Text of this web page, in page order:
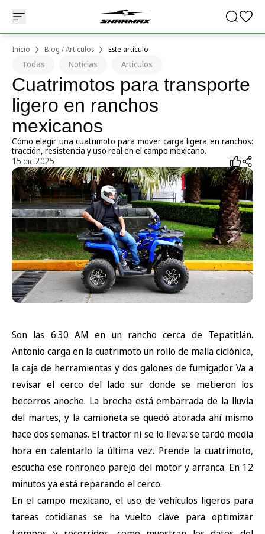
Inicio Blog / Articulos Este artículo
Todas Noticias Articulos
Cuatrimotos para transporte
ligero en ranchos
mexicanos
Cómo elegir una cuatrimoto para mover carga ligera en ranchos:
tracción, resistencia y uso real en el campo mexicano.
15 dic 2025
Son las 6:30 AM en un rancho cerca de Tepatitlán.
Antonio carga en la cuatrimoto un rollo de malla ciclónica,
la caja de herramientas y dos galones de fumigador. Va a
revisar el cerco del lado sur donde se metieron los
becerros anoche. La brecha está embarrada de la lluvia
del martes, y la camioneta se quedó atorada ahí mismo
hace dos semanas. El tractor ni se lo lleva: se tardó media
hora en calentarlo la última vez. Prende la cuatrimoto,
escucha ese ronroneo parejo del motor y arranca. En 12
minutos ya está reparando el cerco.
En el campo mexicano, el uso de vehículos ligeros para
tareas cotidianas se ha vuelto clave para optimizar